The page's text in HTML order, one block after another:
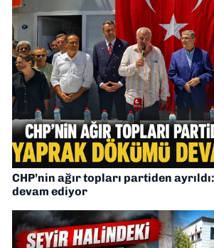
CHP’nin ağır topları partiden
devam ediyor